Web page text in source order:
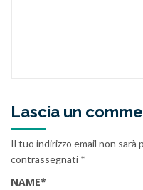
Lascia un
Il tuo indirizzo email non sarà
contrassegnati *
NAME*